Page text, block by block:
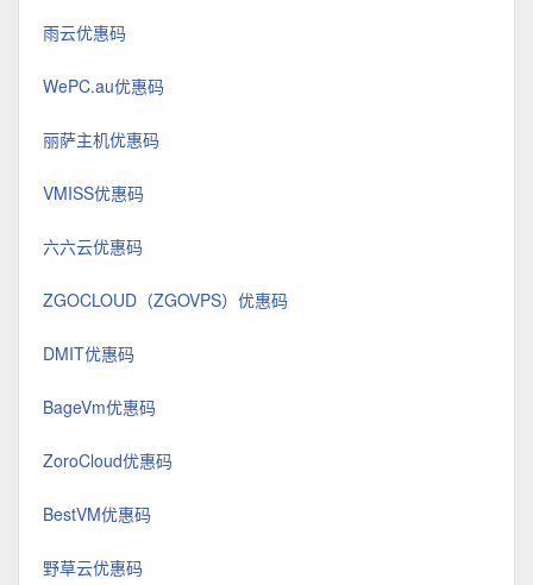
雨云优惠码
WePC.au优惠码
丽萨主机优惠码
VMISS优惠码
六六云优惠码
ZGOCLOUD（ZGOVPS）优惠码
DMIT优惠码
BageVm优惠码
ZoroCloud优惠码
BestVM优惠码
野草云优惠码